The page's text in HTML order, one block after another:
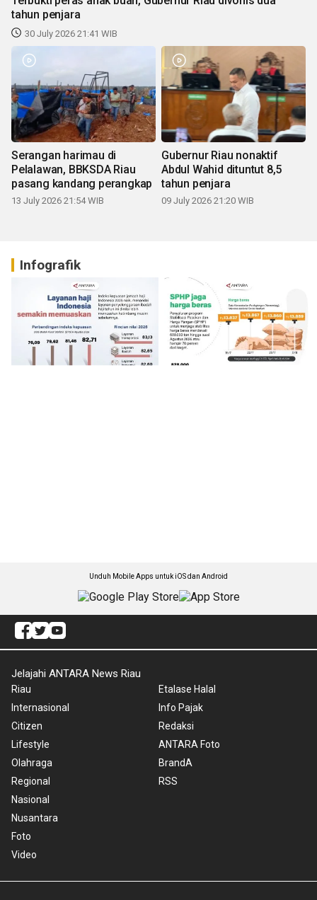
tahun penjara
30 July 2026 21:41 WIB
Serangan harimau di
Pelalawan, BBKSDA Riau
pasang kandang perangkap
13 July 2026 21:54 WIB
Gubernur Riau nonaktif
Abdul Wahid dituntut 8,5
tahun penjara
09 July 2026 21:20 WIB
Infografik
Unduh Mobile Apps untuk iOS dan Android
Jelajahi ANTARA News Riau
Riau
Internasional
Citizen
Lifestyle
Olahraga
Regional
Nasional
Nusantara
Foto
Video
Etalase Halal
Info Pajak
Redaksi
ANTARA Foto
BrandA
RSS